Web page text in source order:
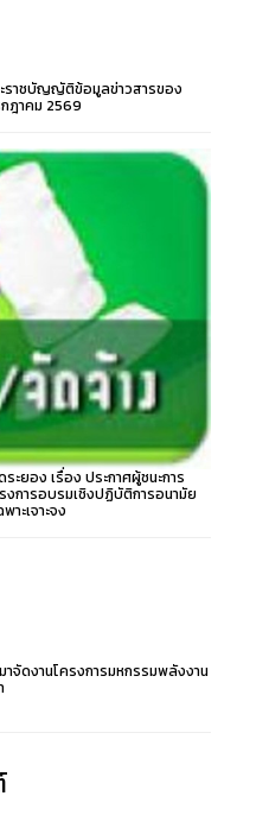
ราชบัญญัติข้อมูลข่าวสารของ
ฎาคม 2569
ะยอง เรื่อง ประกาศผู้ชนะการ
งการอบรมเชิงปฏิบัติการอนามัย
ะเจาะจง
าจัดงานโครงการมหกรรมพลังงาน